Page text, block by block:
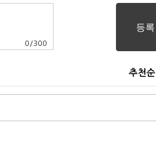
0 /300
추천순